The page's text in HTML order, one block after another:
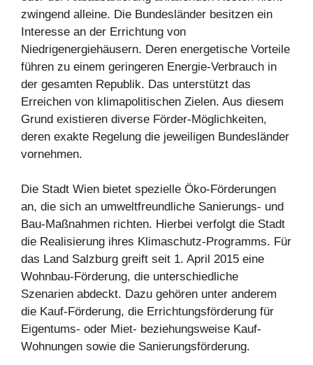
zwingend alleine. Die Bundesländer besitzen ein
Interesse an der Errichtung von
Niedrigenergiehäusern. Deren energetische Vorteile
führen zu einem geringeren Energie-Verbrauch in
der gesamten Republik. Das unterstützt das
Erreichen von klimapolitischen Zielen. Aus diesem
Grund existieren diverse Förder-Möglichkeiten,
deren exakte Regelung die jeweiligen Bundesländer
vornehmen.
Die Stadt Wien bietet spezielle Öko-Förderungen
an, die sich an umweltfreundliche Sanierungs- und
Bau-Maßnahmen richten. Hierbei verfolgt die Stadt
die Realisierung ihres Klimaschutz-Programms. Für
das Land Salzburg greift seit 1. April 2015 eine
Wohnbau-Förderung, die unterschiedliche
Szenarien abdeckt. Dazu gehören unter anderem
die Kauf-Förderung, die Errichtungsförderung für
Eigentums- oder Miet- beziehungsweise Kauf-
Wohnungen sowie die Sanierungsförderung.